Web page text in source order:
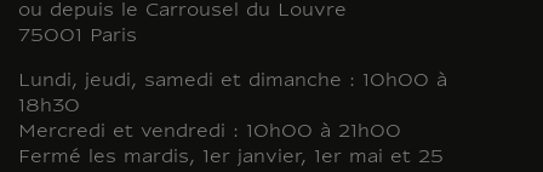
ou depuis le Carrousel du Louvre
75001 Paris
Lundi, jeudi, samedi et dimanche : 10h00 à
18h30
Mercredi et vendredi : 10h00 à 21h00
Fermé les mardis, 1er janvier, 1er mai et 25